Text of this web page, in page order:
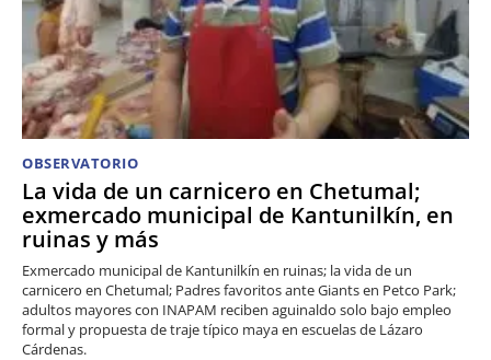
OBSERVATORIO
La vida de un carnicero en Chetumal;
exmercado municipal de Kantunilkín, en
ruinas y más
Exmercado municipal de Kantunilkín en ruinas; la vida de un
carnicero en Chetumal; Padres favoritos ante Giants en Petco Park;
adultos mayores con INAPAM reciben aguinaldo solo bajo empleo
formal y propuesta de traje típico maya en escuelas de Lázaro
Cárdenas.